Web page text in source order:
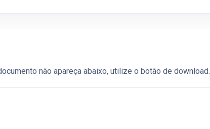
não apareça abaixo, utilize o botão de download.